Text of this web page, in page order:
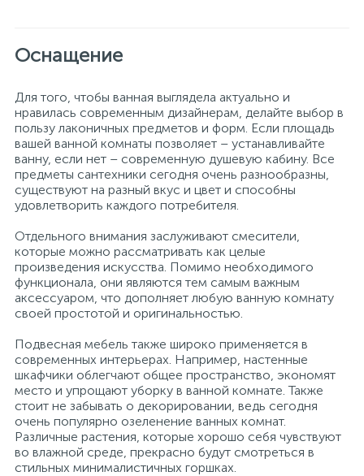
Оснащение
Для того, чтобы ванная выглядела актуально и
нравилась современным дизайнерам, делайте выбор в
пользу лаконичных предметов и форм. Если площадь
вашей ванной комнаты позволяет – устанавливайте
ванну, если нет – современную душевую кабину. Все
предметы сантехники сегодня очень разнообразны,
существуют на разный вкус и цвет и способны
удовлетворить каждого потребителя.
Отдельного внимания заслуживают смесители,
которые можно рассматривать как целые
произведения искусства. Помимо необходимого
функционала, они являются тем самым важным
аксессуаром, что дополняет любую ванную комнату
своей простотой и оригинальностью.
Подвесная мебель также широко применяется в
современных интерьерах. Например, настенные
шкафчики облегчают общее пространство, экономят
место и упрощают уборку в ванной комнате. Также
стоит не забывать о декорировании, ведь сегодня
очень популярно озеленение ванных комнат.
Различные растения, которые хорошо себя чувствуют
во влажной среде, прекрасно будут смотреться в
стильных минималистичных горшках.